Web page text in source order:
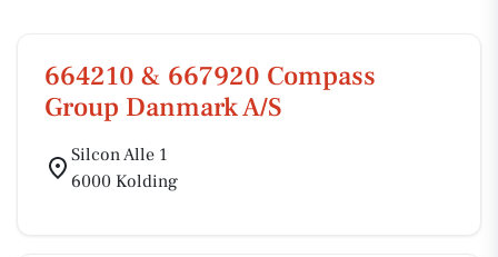
664210 & 667920 Compass
Group Danmark A/S
Silcon Alle 1
6000 Kolding